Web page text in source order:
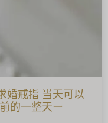
婚戒指 当天可以
的一整天ー